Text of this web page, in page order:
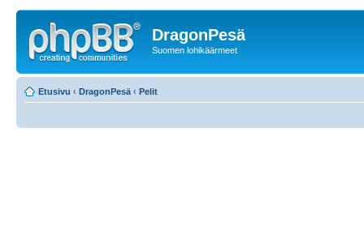
DragonPesä
Suomen lohikäärmeet
Etusivu ‹ DragonPesä ‹ Pelit